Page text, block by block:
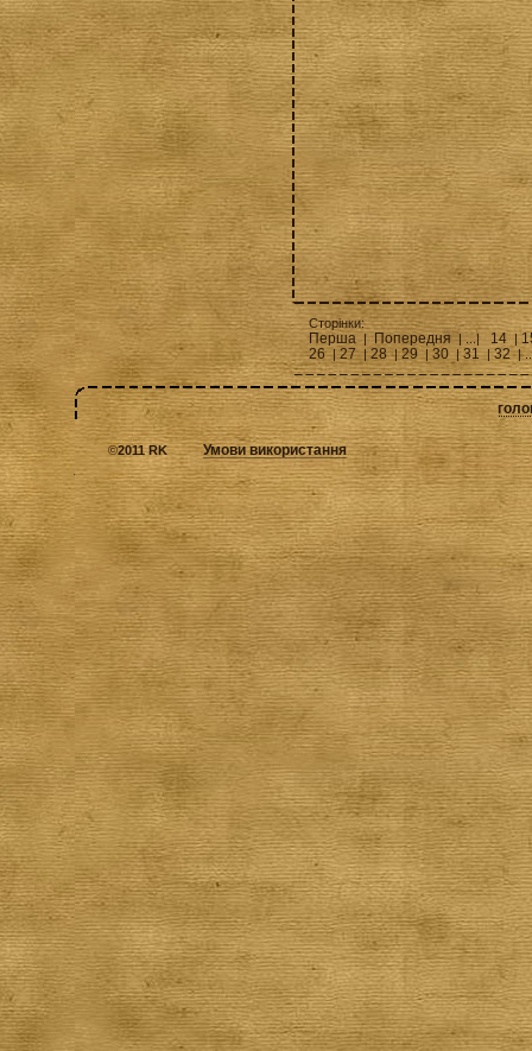
Сторінки:
Перша | Попередня | ...| 14 |
26| 27| 28 |29 | 30 |31| 32 |
©2011 RK Умови використання